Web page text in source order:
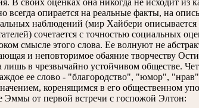
В своих оценках она никогда не исходит
всегда опирается на реальные факты, на
наблюдений (мир Хайбери
сочетается с точностью социальных
смысле этого слова. Ее волнуют не
и неповторимое обаяние творчеству
в чрезвычайно устойчивом обществе.
ее слово - "благородство", "юмор",
коренящимся в его общественном
Эммы от первой встречи с госпожой Элтон: